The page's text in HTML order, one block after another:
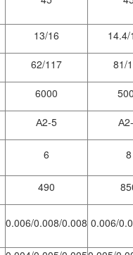
13/16
62/117
81/
6000
А2-5
6 8
490
0.006/0.008/0.008 0.006/